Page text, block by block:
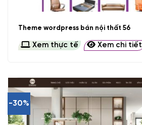
Theme wordpress bán nội thất 56
Xem thực tế Xem chi tiết
-30%